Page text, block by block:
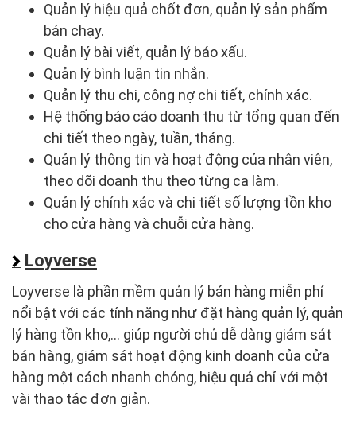
Quản lý hiệu quả chốt đơn, quản lý sản phẩm
bán chạy.
Quản lý bài viết, quản lý báo xấu.
Quản lý bình luận tin nhắn.
Quản lý thu chi, công nợ chi tiết, chính xác.
Hệ thống báo cáo doanh thu từ tổng quan đến
chi tiết theo ngày, tuần, tháng.
Quản lý thông tin và hoạt động của nhân viên,
theo dõi doanh thu theo từng ca làm.
Quản lý chính xác và chi tiết số lượng tồn kho
cho cửa hàng và chuỗi cửa hàng.
Loyverse
Loyverse là phần mềm quản lý bán hàng miễn phí
nổi bật với các tính năng như đặt hàng quản lý, quản
lý hàng tồn kho,... giúp người chủ dễ dàng giám sát
bán hàng, giám sát hoạt động kinh doanh của cửa
hàng một cách nhanh chóng, hiệu quả chỉ với một
vài thao tác đơn giản.